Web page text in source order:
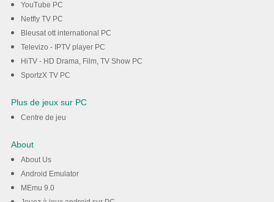
YouTube PC
Netfly TV PC
Bleusat ott international PC
Televizo - IPTV player PC
HiTV - HD Drama, Film, TV Show PC
SportzX TV PC
Plus de jeux sur PC
Centre de jeu
About
About Us
Android Emulator
MEmu 9.0